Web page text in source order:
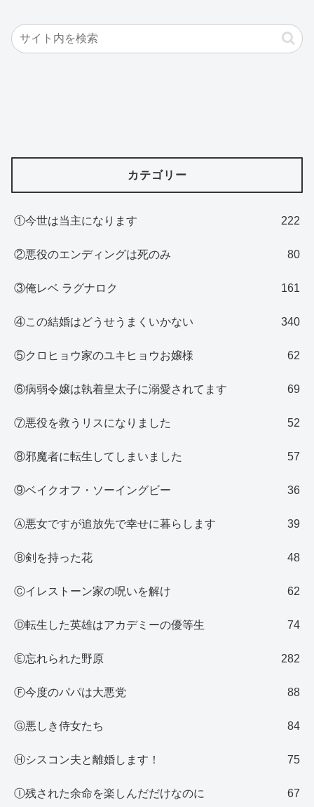
カテゴリー
①今世は当主になります 222
②悪役のエンディングは死のみ 80
③俺レベ ラグナロク 161
④この結婚はどうせうまくいかない 340
⑤クロヒョウ家のユキヒョウお嬢様 62
⑥病弱令嬢は執着皇太子に溺愛されてます 69
⑦悪役を救うリスになりました 52
⑧邪魔者に転生してしまいました 57
⑨ベイクオフ・ソーイングビー 36
Ⓐ悪女ですが追放先で幸せに暮らします 39
Ⓑ剣を持った花 48
Ⓒイレストーン家の呪いを解け 62
Ⓓ転生した英雄はアカデミーの優等生 74
Ⓔ忘れられた野原 282
Ⓕ今度のパパは大悪党 88
Ⓖ悪しき侍女たち 84
Ⓗシスコン夫と離婚します！ 75
Ⓘ残された余命を楽しんだだけなのに 67